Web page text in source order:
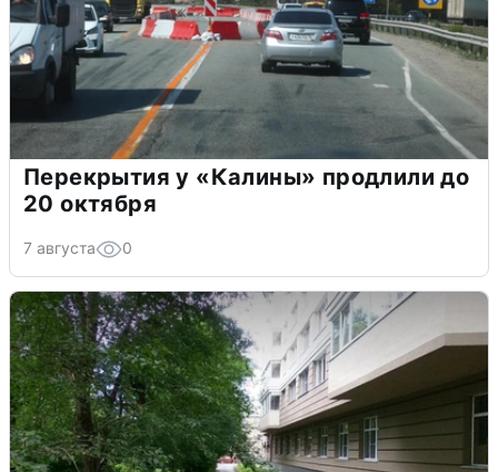
Перекрытия у «Калины» продлили до
20 октября
7 августа 0